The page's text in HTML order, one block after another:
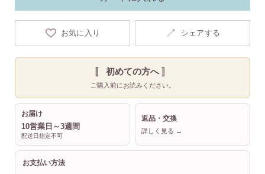
お気に入り ↗ シェアする
〚 初めての方へ 〛
ご購入前にお読みください。
お届け
10営業日～3週間
配送日指定不可
返品・交換
詳しく見る →
お支払い方法